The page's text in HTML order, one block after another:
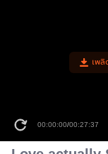
เพลิ
00:00:00/00:27:37